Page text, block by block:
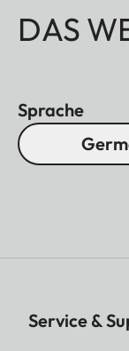
DAS
Sprache
Service &